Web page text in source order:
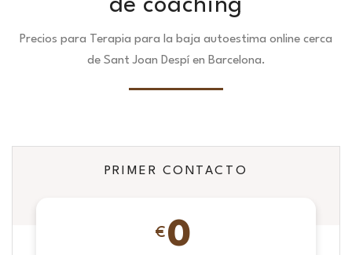
de coaching
Precios para Terapia para la baja autoestima online cerca
de Sant Joan Despí en Barcelona.
PRIMER CONTACTO
€ 0